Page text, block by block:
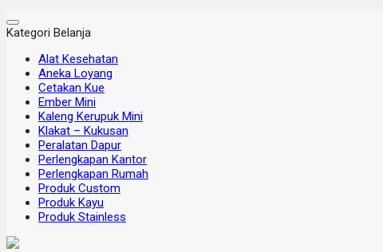
Kategori Belanja
Alat Kesehatan
Aneka Loyang
Cetakan Kue
Ember Mini
Kaleng Kerupuk Mini
Klakat – Kukusan
Peralatan Dapur
Perlengkapan Kantor
Perlengkapan Rumah
Produk Custom
Produk Kayu
Produk Stainless